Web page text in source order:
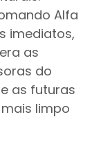
Alfa
imediatos,
as
do
as futuras
limpo